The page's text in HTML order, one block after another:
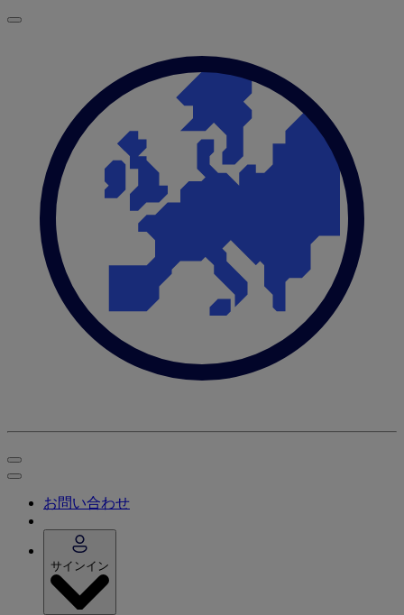
お問い合わせ
サインイン